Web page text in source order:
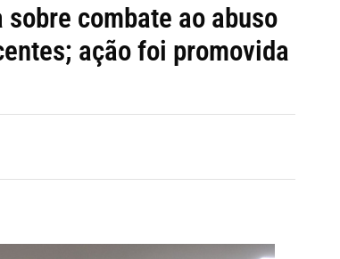
combate ao abuso
ação foi promovida